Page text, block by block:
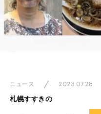
ニュース
2023.07.28
札幌すすきの